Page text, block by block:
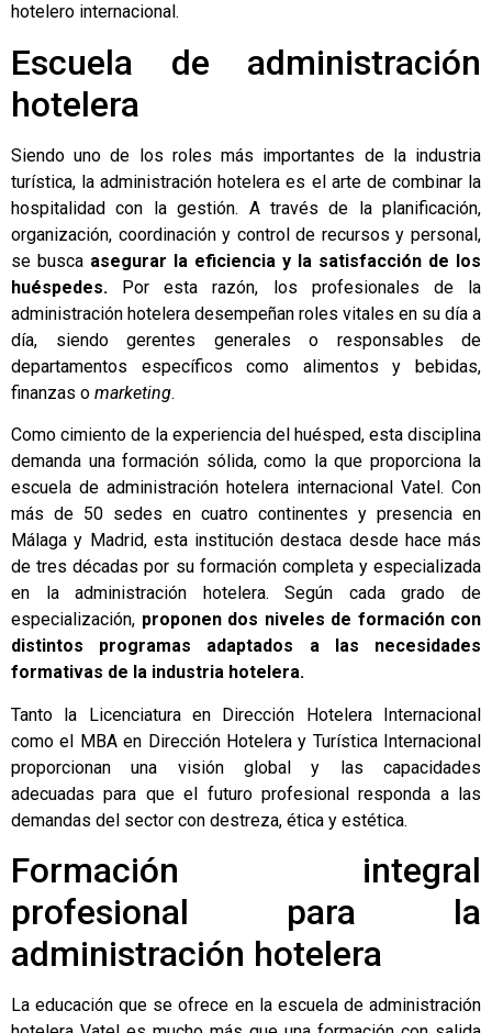
hotelero internacional.
Escuela de administración
hotelera
Siendo uno de los roles más importantes de la industria
turística, la administración hotelera es el arte de combinar la
hospitalidad con la gestión. A través de la planificación,
organización, coordinación y control de recursos y personal,
se busca asegurar la eficiencia y la satisfacción de los
huéspedes. Por esta razón, los profesionales de la
administración hotelera desempeñan roles vitales en su día a
día, siendo gerentes generales o responsables de
departamentos específicos como alimentos y bebidas,
finanzas o marketing.
Como cimiento de la experiencia del huésped, esta disciplina
demanda una formación sólida, como la que proporciona la
escuela de administración hotelera internacional Vatel. Con
más de 50 sedes en cuatro continentes y presencia en
Málaga y Madrid, esta institución destaca desde hace más
de tres décadas por su formación completa y especializada
en la administración hotelera. Según cada grado de
especialización, proponen dos niveles de formación con
distintos programas adaptados a las necesidades
formativas de la industria hotelera.
Tanto la Licenciatura en Dirección Hotelera Internacional
como el MBA en Dirección Hotelera y Turística Internacional
proporcionan una visión global y las capacidades
adecuadas para que el futuro profesional responda a las
demandas del sector con destreza, ética y estética.
Formación integral
profesional para la
administración hotelera
La educación que se ofrece en la escuela de administración